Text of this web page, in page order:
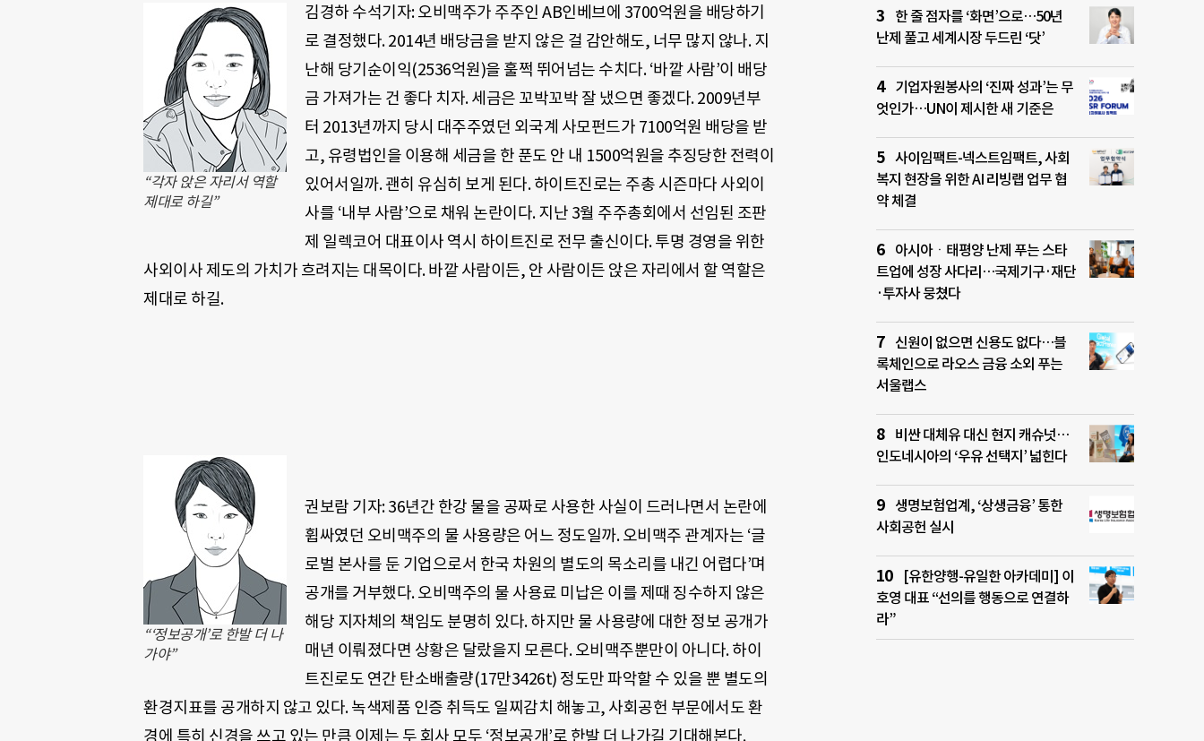
“각자 앉은 자리서 역할
제대로 하길”
김경하 수석기자: 오비맥주가 주주인 AB인베브에 3700억원을 배당하기
로 결정했다. 2014년 배당금을 받지 않은 걸 감안해도, 너무 많지 않나. 지
난해 당기순이익(2536억원)을 훌쩍 뛰어넘는 수치다. ‘바깥 사람’이 배당
금 가져가는 건 좋다 치자. 세금은 꼬박꼬박 잘 냈으면 좋겠다. 2009년부
터 2013년까지 당시 대주주였던 외국계 사모펀드가 7100억원 배당을 받
고, 유령법인을 이용해 세금을 한 푼도 안 내 1500억원을 추징당한 전력이
있어서일까. 괜히 유심히 보게 된다. 하이트진로는 주총 시즌마다 사외이
사를 ‘내부 사람’으로 채워 논란이다. 지난 3월 주주총회에서 선임된 조판
제 일렉코어 대표이사 역시 하이트진로 전무 출신이다. 투명 경영을 위한
사외이사 제도의 가치가 흐려지는 대목이다. 바깥 사람이든, 안 사람이든 앉은 자리에서 할 역할은
제대로 하길.
“‘정보공개’로 한발 더 나
가야”
권보람 기자: 36년간 한강 물을 공짜로 사용한 사실이 드러나면서 논란에
휩싸였던 오비맥주의 물 사용량은 어느 정도일까. 오비맥주 관계자는 ‘글
로벌 본사를 둔 기업으로서 한국 차원의 별도의 목소리를 내긴 어렵다’며
공개를 거부했다. 오비맥주의 물 사용료 미납은 이를 제때 징수하지 않은
해당 지자체의 책임도 분명히 있다. 하지만 물 사용량에 대한 정보 공개가
매년 이뤄졌다면 상황은 달랐을지 모른다. 오비맥주뿐만이 아니다. 하이
트진로도 연간 탄소배출량(17만3426t) 정도만 파악할 수 있을 뿐 별도의
환경지표를 공개하지 않고 있다. 녹색제품 인증 취득도 일찌감치 해놓고, 사회공헌 부문에서도 환
경에 특히 신경을 쓰고 있는 만큼 이제는 두 회사 모두 ‘정보공개’로 한발 더 나가길 기대해본다.
한 줄 점자를 ‘화면’으로…50년
난제 풀고 세계시장 두드린 ‘닷’
기업자원봉사의 ‘진짜 성과’는 무
엇인가…UN이 제시한 새 기준은
사이임팩트-넥스트임팩트, 사회
복지 현장을 위한 AI 리빙랩 업무 협
약 체결
아시아ㆍ태평양 난제 푸는 스타
트업에 성장 사다리…국제기구·재단
·투자사 뭉쳤다
신원이 없으면 신용도 없다…블
록체인으로 라오스 금융 소외 푸는
서울랩스
비싼 대체유 대신 현지 캐슈넛…
인도네시아의 ‘우유 선택지’ 넓힌다
생명보험업계, ‘상생금융’ 통한
사회공헌 실시
[유한양행-유일한 아카데미] 이
호영 대표 “선의를 행동으로 연결하
라”